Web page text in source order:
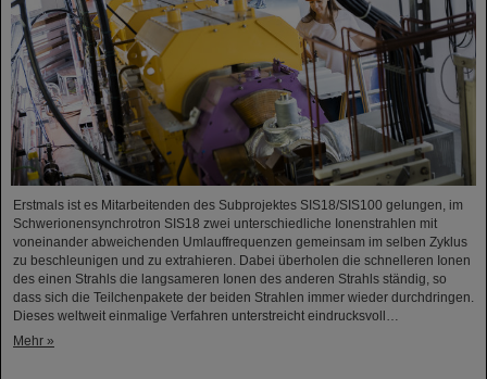
Erstmals ist es Mitarbeitenden des Subprojektes SIS18/SIS100 gelungen, im
Schwerionensynchrotron SIS18 zwei unterschiedliche Ionenstrahlen mit
voneinander abweichenden Umlauffrequenzen gemeinsam im selben Zyklus
zu beschleunigen und zu extrahieren. Dabei überholen die schnelleren Ionen
des einen Strahls die langsameren Ionen des anderen Strahls ständig, so
dass sich die Teilchenpakete der beiden Strahlen immer wieder durchdringen.
Dieses weltweit einmalige Verfahren unterstreicht eindrucksvoll…
Mehr »